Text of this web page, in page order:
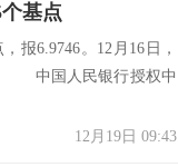
基点
报6.9746。12月16日，
中国人民银行授权中
12月19日 09:43